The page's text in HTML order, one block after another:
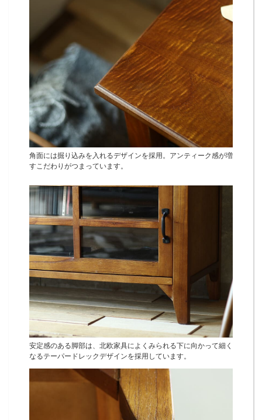
角面には掘り込みを入れるデザインを採用。アンティーク感が増
すこだわりがつまっています。
安定感のある脚部は、北欧家具によくみられる下に向かって細く
なるテーパードレックデザインを採用しています。